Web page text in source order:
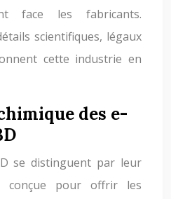
face les fabricants.
scientifiques, légaux
cette industrie en
des e-
se distinguent par leur
conçue pour offrir les